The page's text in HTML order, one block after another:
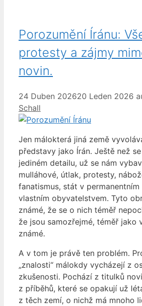
Porozumění Íránu:
protesty a zájmy
novin.
24 Duben 202620 Leden 2026
Schall
Jen málokterá jiná země
představy jako Írán. Ještě než
jediném detailu, už se nám
mulláhové, útlak, protesty,
fanatismus, stát v
vlastním obyvatelstvem. Tyto
známé, že se o nich téměř
že jsou samozřejmé, téměř jako
známé.
A v tom je právě ten problém.
„znalosti“ málokdy vycházejí z
zkušenosti. Pochází z titulků
z příběhů, které se opakují už
z těch zemí, o nichž má mnoho